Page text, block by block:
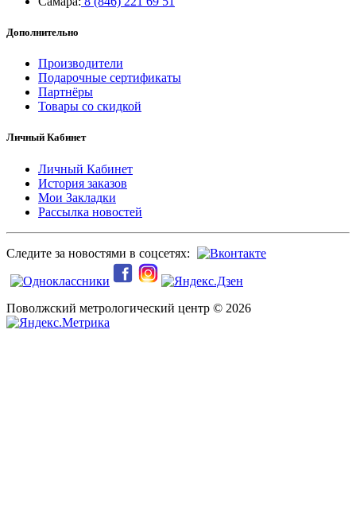
Дополнительно
Производители
Подарочные сертификаты
Партнёры
Товары со скидкой
Личный Кабинет
Личный Кабинет
История заказов
Мои Закладки
Рассылка новостей
Следите за новостями в соцсетях:
Поволжский метрологический центр © 2026